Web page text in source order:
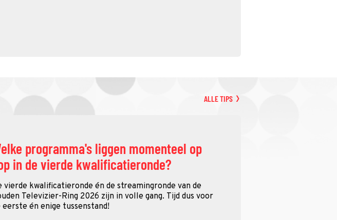
ALLE TIPS
programma's liggen momenteel op
in de vierde kwalificatieronde?
vierde kwalificatieronde én de streamingronde van de
Televizier-Ring 2026 zijn in volle gang. Tijd dus voor
eerste én enige tussenstand!